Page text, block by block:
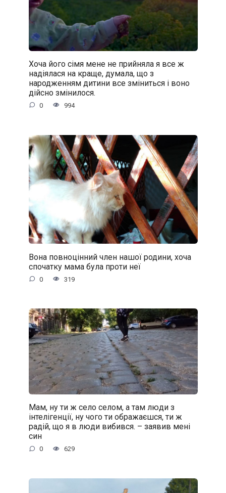
Хоча його сімя мене не прийняла я все ж
надіялася на краще, думала, що з
народженням дитини все зміниться і воно
дійсно змінилося.
0 994
Вона повноцінний член нашої родини, хоча
спочатку мама була проти неї
0 319
Мам, ну ти ж село селом, а там люди з
інтелігенції, ну чого ти ображаєшся, ти ж
радій, що я в люди вибився. – заявив мені
син
0 629